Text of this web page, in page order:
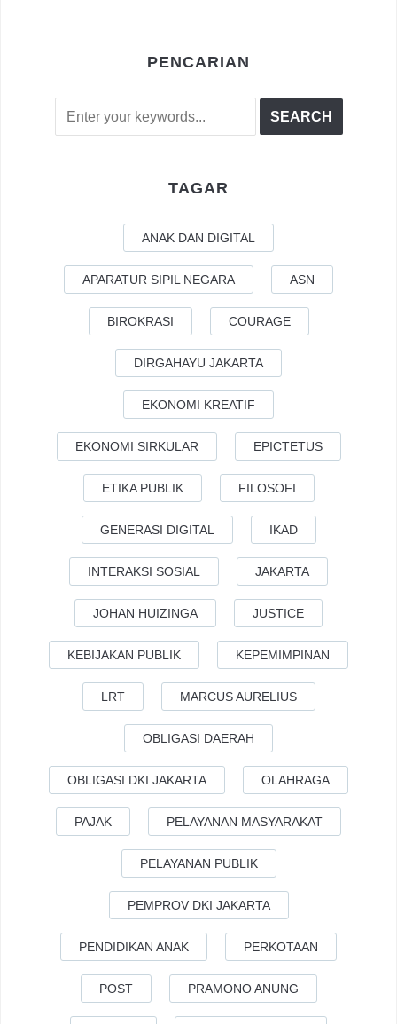
PENCARIAN
TAGAR
ANAK DAN DIGITAL
APARATUR SIPIL NEGARA ASN
BIROKRASI COURAGE
DIRGAHAYU JAKARTA
EKONOMI KREATIF
EKONOMI SIRKULAR EPICTETUS
ETIKA PUBLIK FILOSOFI
GENERASI DIGITAL IKAD
INTERAKSI SOSIAL JAKARTA
JOHAN HUIZINGA JUSTICE
KEBIJAKAN PUBLIK KEPEMIMPINAN
LRT MARCUS AURELIUS
OBLIGASI DAERAH
OBLIGASI DKI JAKARTA OLAHRAGA
PAJAK PELAYANAN MASYARAKAT
PELAYANAN PUBLIK
PEMPROV DKI JAKARTA
PENDIDIKAN ANAK PERKOTAAN
POST PRAMONO ANUNG